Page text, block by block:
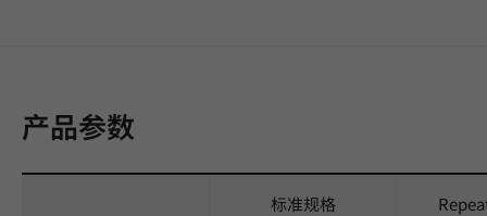
产品参数
标准规格